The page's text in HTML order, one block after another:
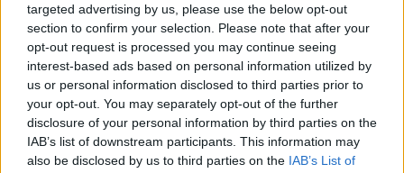
targeted advertising by us, please use the below opt-out
section to confirm your selection. Please note that after your
opt-out request is processed you may continue seeing
interest-based ads based on personal information utilized by
us or personal information disclosed to third parties prior to
your opt-out. You may separately opt-out of the further
disclosure of your personal information by third parties on the
IAB’s list of downstream participants. This information may
also be disclosed by us to third parties on the IAB’s List of
Věk: 28
Kontakt
Napsat uživateli vzkaz
Informace o profilu a chatu
Registrace od: 25.12.2018 19:41